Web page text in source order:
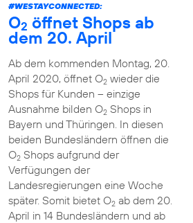
#WESTAYCONNECTED:
O2 öffnet Shops ab
dem 20. April
Ab dem kommenden Montag, 20.
April 2020, öffnet O2wieder die
Shops für Kunden – einzige
Ausnahme bilden O2Shops in
Bayern und Thüringen. In diesen
beiden Bundesländern öffnen die
O2Shops aufgrund der
Verfügungen der
Landesregierungen eine Woche
später. Somit bietet O2ab dem 20.
April in 14 Bundesländern und ab